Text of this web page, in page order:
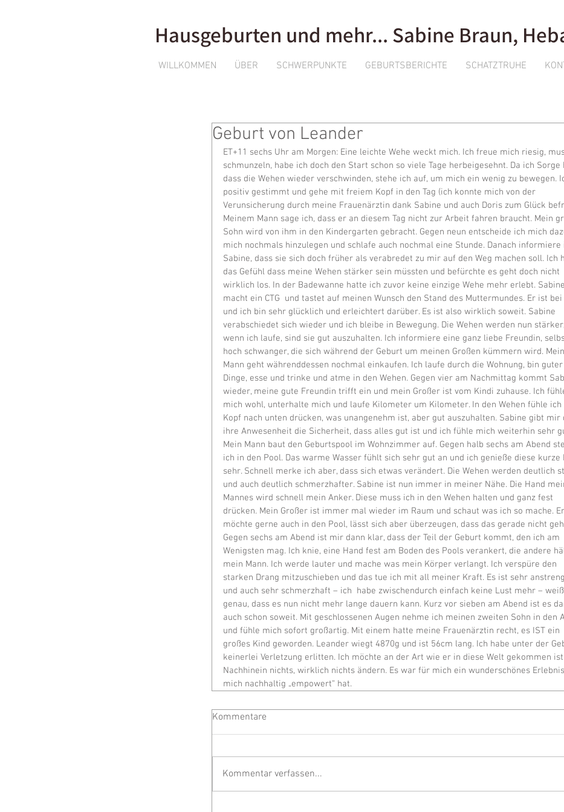
Hausgeburten und mehr... Sabine Braun,
WILLKOMMEN ÜBER SCHWERPUNKTE GEBURTSBERICHTE SCHATZTRUHE
Geburt von Leander
ET+11 sechs Uhr am Morgen: Eine leichte Wehe weckt mich. Ich freue mich riesig,
schmunzeln, habe ich doch den Start schon so viele Tage herbeigesehnt. Da ich Sorge
dass die Wehen wieder verschwinden, stehe ich auf, um mich ein wenig zu bewegen.
positiv gestimmt und gehe mit freiem Kopf in den Tag (ich konnte mich von der
Verunsicherung durch meine Frauenärztin dank Sabine und auch Doris zum Glück
Meinem Mann sage ich, dass er an diesem Tag nicht zur Arbeit fahren braucht. Mein
Sohn wird von ihm in den Kindergarten gebracht. Gegen neun entscheide ich mich
mich nochmals hinzulegen und schlafe auch nochmal eine Stunde. Danach informiere
Sabine, dass sie sich doch früher als verabredet zu mir auf den Weg machen soll. Ich
das Gefühl dass meine Wehen stärker sein müssten und befürchte es geht doch nicht
wirklich los. In der Badewanne hatte ich zuvor keine einzige Wehe mehr erlebt. Sabine
macht ein CTG  und tastet auf meinen Wunsch den Stand des Muttermundes. Er ist bei
und ich bin sehr glücklich und erleichtert darüber. Es ist also wirklich soweit. Sabine
verabschiedet sich wieder und ich bleibe in Bewegung. Die Wehen werden nun
wenn ich laufe, sind sie gut auszuhalten. Ich informiere eine ganz liebe Freundin,
hoch schwanger, die sich während der Geburt um meinen Großen kümmern wird. Mein
Mann geht währenddessen nochmal einkaufen. Ich laufe durch die Wohnung, bin guter
Dinge, esse und trinke und atme in den Wehen. Gegen vier am Nachmittag kommt
wieder, meine gute Freundin trifft ein und mein Großer ist vom Kindi zuhause. Ich
mich wohl, unterhalte mich und laufe Kilometer um Kilometer. In den Wehen fühle ich
Kopf nach unten drücken, was unangenehm ist, aber gut auszuhalten. Sabine gibt mir
ihre Anwesenheit die Sicherheit, dass alles gut ist und ich fühle mich weiterhin sehr
Mein Mann baut den Geburtspool im Wohnzimmer auf. Gegen halb sechs am Abend
ich in den Pool. Das warme Wasser fühlt sich sehr gut an und ich genieße diese kurze
sehr. Schnell merke ich aber, dass sich etwas verändert. Die Wehen werden deutlich
und auch deutlich schmerzhafter. Sabine ist nun immer in meiner Nähe. Die Hand
Mannes wird schnell mein Anker. Diese muss ich in den Wehen halten und ganz fest
drücken. Mein Großer ist immer mal wieder im Raum und schaut was ich so mache. Er
möchte gerne auch in den Pool, lässt sich aber überzeugen, dass das gerade nicht
Gegen sechs am Abend ist mir dann klar, dass der Teil der Geburt kommt, den ich am
Wenigsten mag. Ich knie, eine Hand fest am Boden des Pools verankert, die andere
mein Mann. Ich werde lauter und mache was mein Körper verlangt. Ich verspüre den
starken Drang mitzuschieben und das tue ich mit all meiner Kraft. Es ist sehr
und auch sehr schmerzhaft – ich  habe zwischendurch einfach keine Lust mehr –
genau, dass es nun nicht mehr lange dauern kann. Kurz vor sieben am Abend ist es
auch schon soweit. Mit geschlossenen Augen nehme ich meinen zweiten Sohn in den
und fühle mich sofort großartig. Mit einem hatte meine Frauenärztin recht, es IST ein
großes Kind geworden. Leander wiegt 4870g und ist 56cm lang. Ich habe unter der
keinerlei Verletzung erlitten. Ich möchte an der Art wie er in diese Welt gekommen
Nachhinein nichts, wirklich nichts ändern. Es war für mich ein wunderschönes
mich nachhaltig „empowert“ hat.
Kommentare
Kommentar verfassen...